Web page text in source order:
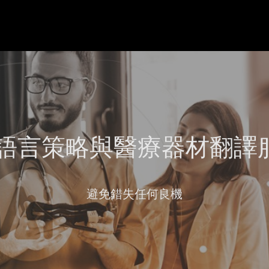
言策略與醫療器材翻譯
避免錯失任何良機